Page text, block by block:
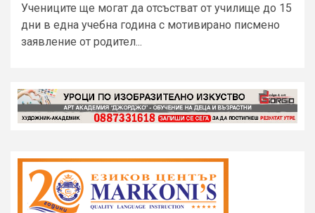
Учениците ще могат да отсъстват от училище до 15
дни в една учебна година с мотивирано писмено
заявление от родител...